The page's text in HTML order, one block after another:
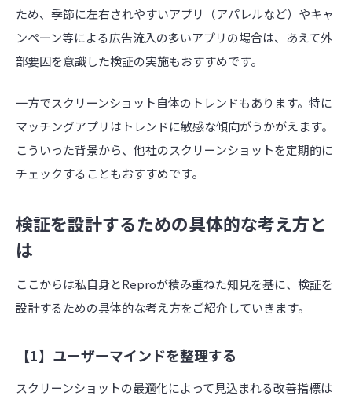
ため、季節に左右されやすいアプリ（アパレルなど）やキャ
ンペーン等による広告流入の多いアプリの場合は、あえて外
部要因を意識した検証の実施もおすすめです。
一方でスクリーンショット自体のトレンドもあります。特に
マッチングアプリはトレンドに敏感な傾向がうかがえます。
こういった背景から、他社のスクリーンショットを定期的に
チェックすることもおすすめです。
検証を設計するための具体的な考え方と
は
ここからは私自身とReproが積み重ねた知見を基に、検証を
設計するための具体的な考え方をご紹介していきます。
【1】ユーザーマインドを整理する
スクリーンショットの最適化によって見込まれる改善指標は